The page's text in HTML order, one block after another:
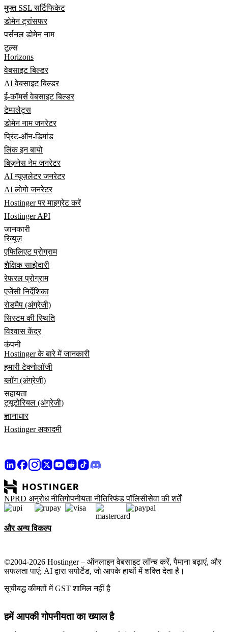
मुफ्त SSL सर्टिफिकेट
डोमेन ट्रांसफर
पर्सनल डोमेन नाम
टूल्स
Horizons
वेबसाइट बिल्डर
AI वेबसाइट बिल्डर
ई-कॉमर्स वेबसाइट बिल्डर
टेम्पलेट्स
डोमेन नाम जनरेटर
प्रिंट-ऑन-डिमांड
लिंक इन बायो
बिज़नेस नेम जनरेटर
AI न्यूज़लेटर जनरेटर
AI लोगो जनरेटर
Hostinger पर माइग्रेट करें
Hostinger API
जानकारी
रिव्यूज़
एफिलिएट प्रोग्राम
शैक्षिक साझेदारी
रेफरल प्रोग्राम
एजेंसी निर्देशिका
रोडमैप (अंग्रेजी)
सिस्टम की स्थिति
विश्वास केंद्र
कंपनी
Hostinger के बारे में जानकारी
हमारी टेक्नोलॉजी
ब्लॉग (अंग्रेजी)
सहायता
ट्यूटोरियल (अंग्रेजी)
ज्ञानाधार
Hostinger अकादमी
NPRD अनुरोध नीतिगोपनीयता नीतिरिफंड पॉलिसीसेवा की शर्तें
और अन्य विकल्प
©2004-2026 Hostinger – ऑनलाइन वेबसाइट लॉन्च करें, पैमाना बढ़ाएं, और
सफलता पाएं; AI द्वारा सपोर्टेड, जो आपके हाथों में शक्ति देता है।
सूचीबद्ध कीमतों में GST शामिल नहीं है
हमें आपकी गोपनीयता का ख्याल है